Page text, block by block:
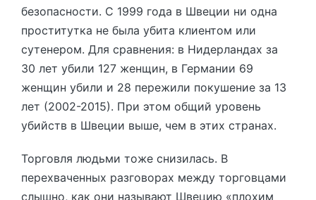
безопасности. С 1999 года в Швеции ни одна
проститутка не была убита клиентом или
сутенером. Для сравнения: в Нидерландах за
30 лет убили 127 женщин, в Германии 69
женщин убили и 28 пережили покушение за 13
лет (2002-2015). При этом общий уровень
убийств в Швеции выше, чем в этих странах.
Торговля людьми тоже снизилась. В
перехваченных разговорах между торговцами
слышно, как они называют Швецию «плохим